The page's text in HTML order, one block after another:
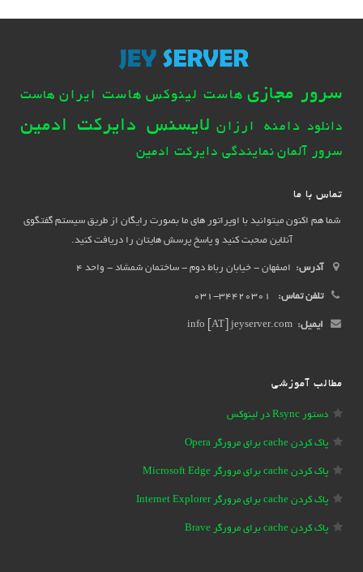
سرور مجازی هاست لینوکس هاست ایران هاست
دانلود دامنه ارزان لایسنس دایرکت ادمین
سرور آلمان نمایندگی دایرکت ادمین
تماس با ما
شما هم اکنون میتوانید با اوپراتور های ما بصورت رایگان از طریق سیستم گفتگوی
آنلاین صحبت کنید و پاسخ پرسش هایتان را دریافت کنید.
آدرس: اصفهان - خیابان رباط دوم - ساختمان شمشاد - واحد 4
تلفن تماس:
ایمیل:
مطالب آموزشی
دستور Rsync در لینوکس
پاک کردن cache برای مرورگر Opera
پاک کردن cache برای مرورگر Microsoft Edge
پاک کردن cache برای مرورگر Internet Explorer
پاک کردن cache برای مرورگر Brave